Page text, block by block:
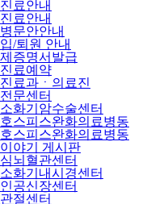
진료안내
진료안내
병문안안내
입/퇴원 안내
제증명서발급
진료예약
진료과ㆍ의료진
전문센터
소화기암수술센터
호스피스완화의료병동
호스피스완화의료병동
이야기 게시판
심뇌혈관센터
소화기내시경센터
인공신장센터
관절센터